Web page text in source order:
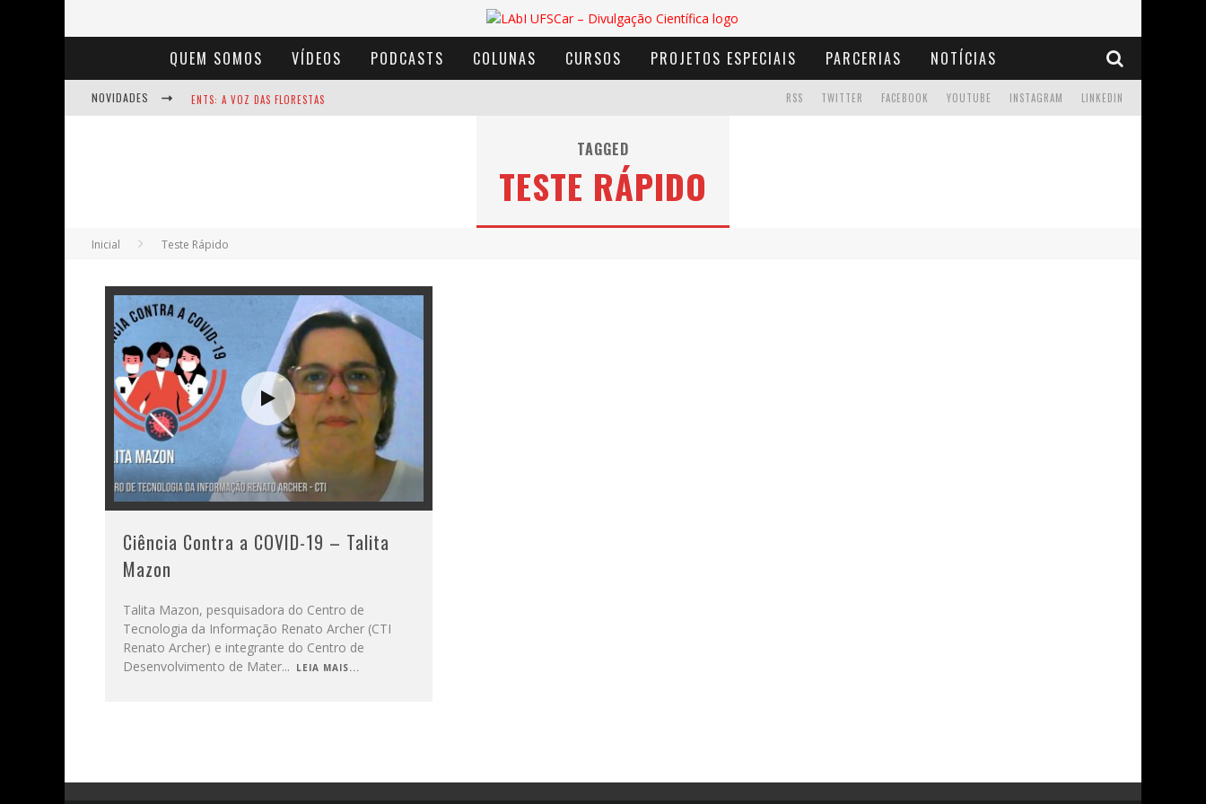
QUEM SOMOS VÍDEOS PODCASTS COLUNAS CURSOS PROJETOS ESPECIAIS PARCERIAS NOTÍCIAS
NOVIDADES ENTS: A VOZ DAS FLORESTAS
BAÚ DE HISTÓRIAS - A JAMAIS IMAGINADA AVENTURA COM OS MOINHOS DE VENTO
LINKEDIN
INSTAGRAM
YOUTUBE
FACEBOOK
TWITTER
RSS
TAGGED
TESTE RÁPIDO
Inicial Teste Rápido
Ciência Contra a COVID-19 – Talita
Mazon
Talita Mazon, pesquisadora do Centro de
Tecnologia da Informação Renato Archer (CTI
Renato Archer) e integrante do Centro de
Desenvolvimento de Mater... LEIA MAIS...